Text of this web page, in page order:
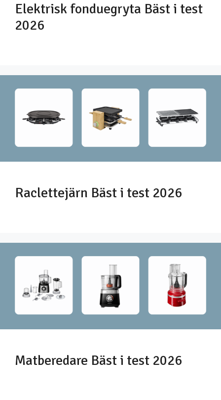
Elektrisk fonduegryta Bäst i test
2026
Raclettejärn Bäst i test 2026
Matberedare Bäst i test 2026